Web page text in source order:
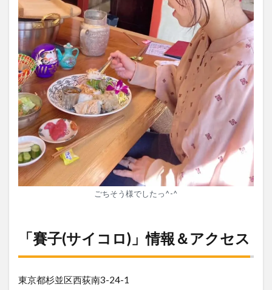
ごちそう様でしたっ^-^
「賽子(サイコロ)」情報＆アクセス
東京都杉並区西荻南3-24-1